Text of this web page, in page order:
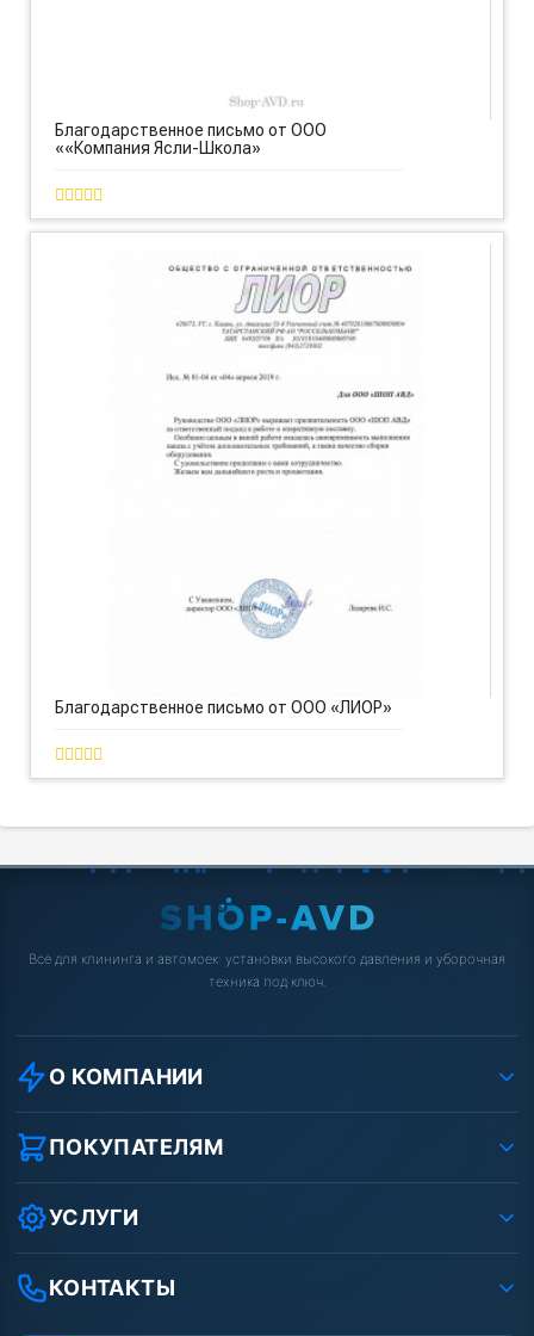
Благодарственное письмо от ООО
««Компания Ясли-Школа»
Благодарственное письмо от ООО «ЛИОР»
Всё для клининга и автомоек: установки высокого давления и уборочная
техника под ключ.
О КОМПАНИИ
О компании
Реквизиты ООО «Шоп АВД»
Защита данных клиента
Условия соглашения
Вакансии
Статьи
ПОКУПАТЕЛЯМ
Как заказать?
Оплата
Доставка
Лизинг
УСЛУГИ
Ремонт АВД
Сертификаты
Наши работы
КОНТАКТЫ